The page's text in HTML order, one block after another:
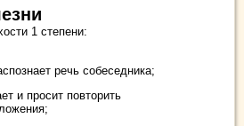
1 степени:
речь собеседника;
и просит повторить